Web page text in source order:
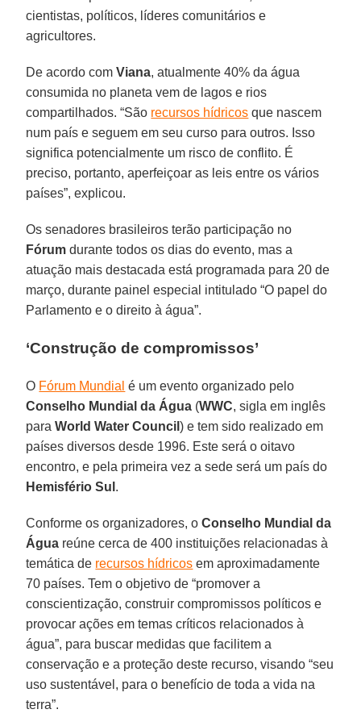
cientistas, políticos, líderes comunitários e
agricultores.
De acordo comViana, atualmente 40% da água
consumida no planeta vem de lagos e rios
compartilhados. “São recursos hídricos que nascem
num país e seguem em seu curso para outros. Isso
significa potencialmente um risco de conflito. É
preciso, portanto, aperfeiçoar as leis entre os vários
países”, explicou.
Os senadores brasileiros terão participação no
Fórum durante todos os dias do evento, mas a
atuação mais destacada está programada para 20 de
março, durante painel especial intitulado “O papel do
Parlamento e o direito à água”.
‘Construção de compromissos’
O Fórum Mundial é um evento organizado pelo
Conselho Mundial da Água (WWC, sigla em inglês
paraWorld Water Council) e tem sido realizado em
países diversos desde 1996. Este será o oitavo
encontro, e pela primeira vez a sede será um país do
Hemisfério Sul .
Conforme os organizadores, oConselho Mundial da
Água reúne cerca de 400 instituições relacionadas à
temática de recursos hídricos em aproximadamente
70 países. Tem o objetivo de “promover a
conscientização, construir compromissos políticos e
provocar ações em temas críticos relacionados à
água”, para buscar medidas que facilitem a
conservação e a proteção deste recurso, visando “seu
uso sustentável, para o benefício de toda a vida na
terra”.